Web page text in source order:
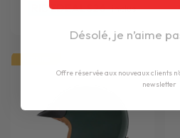
RIDEDEALS26 inclus
Désolé, je n’aime
Offre réservée aux nouveaux clients
newsletter